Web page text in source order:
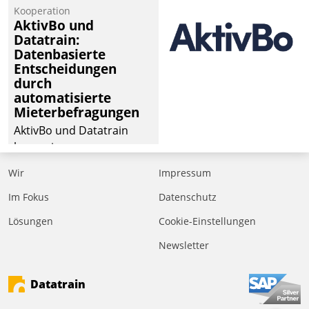
operativen
Instandhaltung in die
SAP-Systemlandschaft
deutscher
Wohnungsunternehmen
– und beschleunigt damit
den Weg vom
Mieteranliegen zum
Dienstleisterauftrag.
Kooperation
AktivBo und
Datatrain:
Datenbasierte
Entscheidungen
durch
automatisierte
Mieterbefragungen
AktivBo und Datatrain
kooperieren –
profitieren: Die nahtlose
Integration der Lösungen
Datatrain ermöglicht
Mieterbefragungen – eine
starke Grundlage für
Wir
Im Fokus
Lösungen
Impressum
Datenschutz
Cookie-Einstellungen
Newsletter
Datatrain